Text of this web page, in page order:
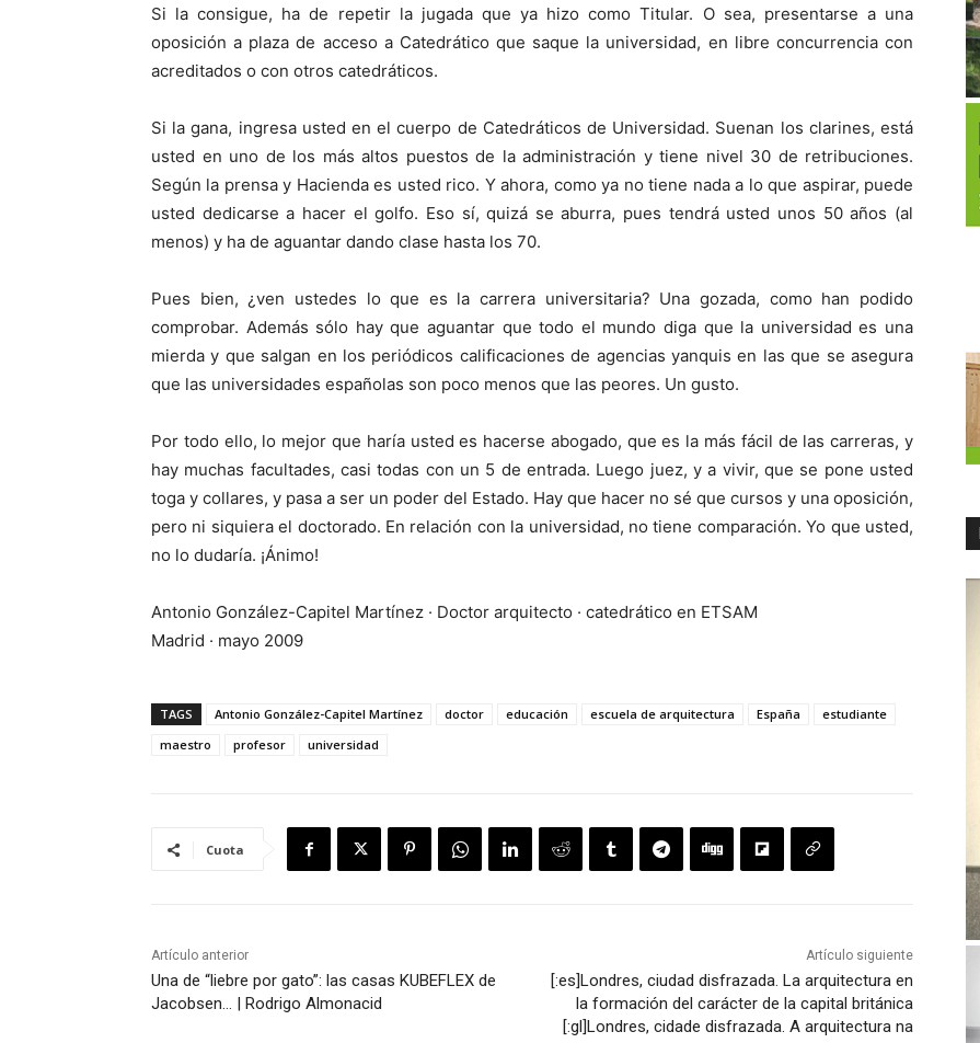
Si la consigue, ha de repetir la jugada que ya hizo como Titular. O sea, presentarse a una
oposición a plaza de acceso a Catedrático que saque la universidad, en libre concurrencia con
acreditados o con otros catedráticos.
Si la gana, ingresa usted en el cuerpo de Catedráticos de Universidad. Suenan los clarines, está
usted en uno de los más altos puestos de la administración y tiene nivel 30 de retribuciones.
Según la prensa y Hacienda es usted rico. Y ahora, como ya no tiene nada a lo que aspirar, puede
usted dedicarse a hacer el golfo. Eso sí, quizá se aburra, pues tendrá usted unos 50 años (al
menos) y ha de aguantar dando clase hasta los 70.
Pues bien, ¿ven ustedes lo que es la carrera universitaria? Una gozada, como han podido
comprobar. Además sólo hay que aguantar que todo el mundo diga que la universidad es una
mierda y que salgan en los periódicos calificaciones de agencias yanquis en las que se asegura
que las universidades españolas son poco menos que las peores. Un gusto.
Por todo ello, lo mejor que haría usted es hacerse abogado, que es la más fácil de las carreras, y
hay muchas facultades, casi todas con un 5 de entrada. Luego juez, y a vivir, que se pone usted
toga y collares, y pasa a ser un poder del Estado. Hay que hacer no sé que cursos y una oposición,
pero ni siquiera el doctorado. En relación con la universidad, no tiene comparación. Yo que usted,
no lo dudaría. ¡Ánimo!
Antonio González-Capitel Martínez · Doctor arquitecto · catedrático en ETSAM
Madrid · mayo 2009
TAGS Antonio González-Capitel Martínez doctor educación escuela de arquitectura España
estudiante
maestro
profesor universidad
Cuota
Artículo anterior
Una de “liebre por gato”: las casas KUBEFLEX de
Jacobsen… | Rodrigo Almonacid
Artículo siguiente
[:es]Londres, ciudad disfrazada. La arquitectura en
la formación del carácter de la capital británica
[:gl]Londres, cidade disfrazada. A arquitectura na